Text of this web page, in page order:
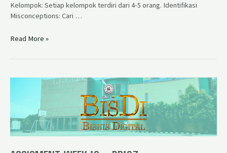
Kelompok: Setiap kelompok terdiri dari 4-5 orang. Identifikasi
Misconceptions: Cari …
Read More »